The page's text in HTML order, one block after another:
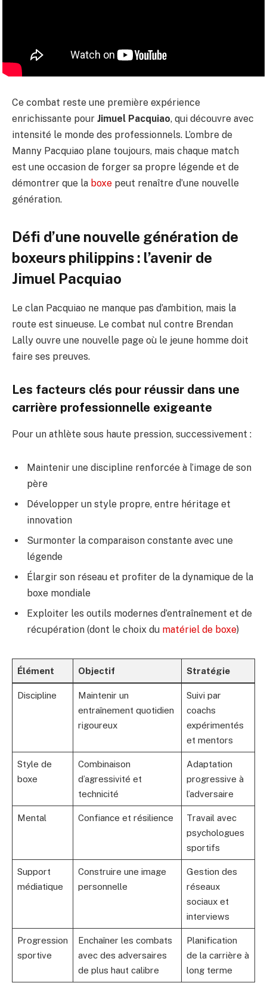
Ce combat reste une première expérience
enrichissante pour Jimuel Pacquiao, qui découvre avec
intensité le monde des professionnels. L’ombre de
Manny Pacquiao plane toujours, mais chaque match
est une occasion de forger sa propre légende et de
démontrer que la boxe peut renaître d’une nouvelle
génération.
Défi d’une nouvelle génération de
boxeurs philippins : l’avenir de
Jimuel Pacquiao
Le clan Pacquiao ne manque pas d’ambition, mais la
route est sinueuse. Le combat nul contre Brendan
Lally ouvre une nouvelle page où le jeune homme doit
faire ses preuves.
Les facteurs clés pour réussir dans une
carrière professionnelle exigeante
Pour un athlète sous haute pression, successivement :
Maintenir une discipline renforcée à l’image de son
père
Développer un style propre, entre héritage et
innovation
Surmonter la comparaison constante avec une
légende
Élargir son réseau et profiter de la dynamique de la
boxe mondiale
Exploiter les outils modernes d’entraînement et de
récupération (dont le choix du matériel de boxe)
Élément Objectif Stratégie
Discipline
Maintenir un
entraînement quotidien
rigoureux
Suivi par
coachs
expérimentés
et mentors
Style de
boxe
Combinaison
d’agressivité et
technicité
Adaptation
progressive à
l’adversaire
Mental Confiance et résilience
Travail avec
psychologues
sportifs
Support
médiatique
Construire une image
personnelle
Gestion des
réseaux
sociaux et
interviews
Progression
sportive
Enchaîner les combats
avec des adversaires
de plus haut calibre
Planification
de la carrière à
long terme